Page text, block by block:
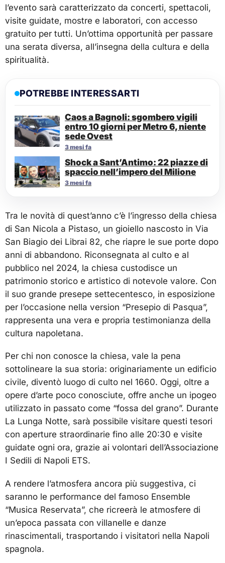
l’evento sarà caratterizzato da concerti, spettacoli,
visite guidate, mostre e laboratori, con accesso
gratuito per tutti. Un’ottima opportunità per passare
una serata diversa, all’insegna della cultura e della
spiritualità.
POTREBBE INTERESSARTI
Caos a Bagnoli: sgombero vigili
entro 10 giorni per Metro 6, niente
sede Ovest
3 mesi fa
Shock a Sant’Antimo: 22 piazze di
spaccio nell’impero del Milione
3 mesi fa
Tra le novità di quest’anno c’è l’ingresso della chiesa
di San Nicola a Pistaso, un gioiello nascosto in Via
San Biagio dei Librai 82, che riapre le sue porte dopo
anni di abbandono. Riconsegnata al culto e al
pubblico nel 2024, la chiesa custodisce un
patrimonio storico e artistico di notevole valore. Con
il suo grande presepe settecentesco, in esposizione
per l’occasione nella version “Presepio di Pasqua”,
rappresenta una vera e propria testimonianza della
cultura napoletana.
Per chi non conosce la chiesa, vale la pena
sottolineare la sua storia: originariamente un edificio
civile, diventò luogo di culto nel 1660. Oggi, oltre a
opere d’arte poco conosciute, offre anche un ipogeo
utilizzato in passato come “fossa del grano”. Durante
La Lunga Notte, sarà possibile visitare questi tesori
con aperture straordinarie fino alle 20:30 e visite
guidate ogni ora, grazie ai volontari dell’Associazione
I Sedili di Napoli ETS.
A rendere l’atmosfera ancora più suggestiva, ci
saranno le performance del famoso Ensemble
“Musica Reservata”, che ricreerà le atmosfere di
un’epoca passata con villanelle e danze
rinascimentali, trasportando i visitatori nella Napoli
spagnola.